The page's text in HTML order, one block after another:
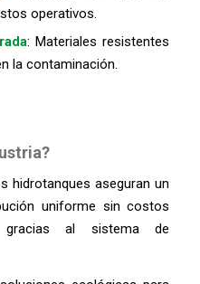
operativos.
: Materiales resistentes
la contaminación.
hidrotanques aseguran un
uniforme sin costos
gracias al sistema de